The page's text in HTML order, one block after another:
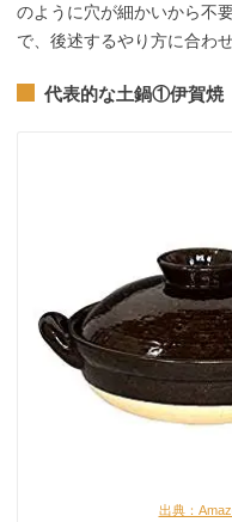
のように穴が細かいから不
で、後述するやり方に合わ
代表的な土鍋①伊賀焼
出典：